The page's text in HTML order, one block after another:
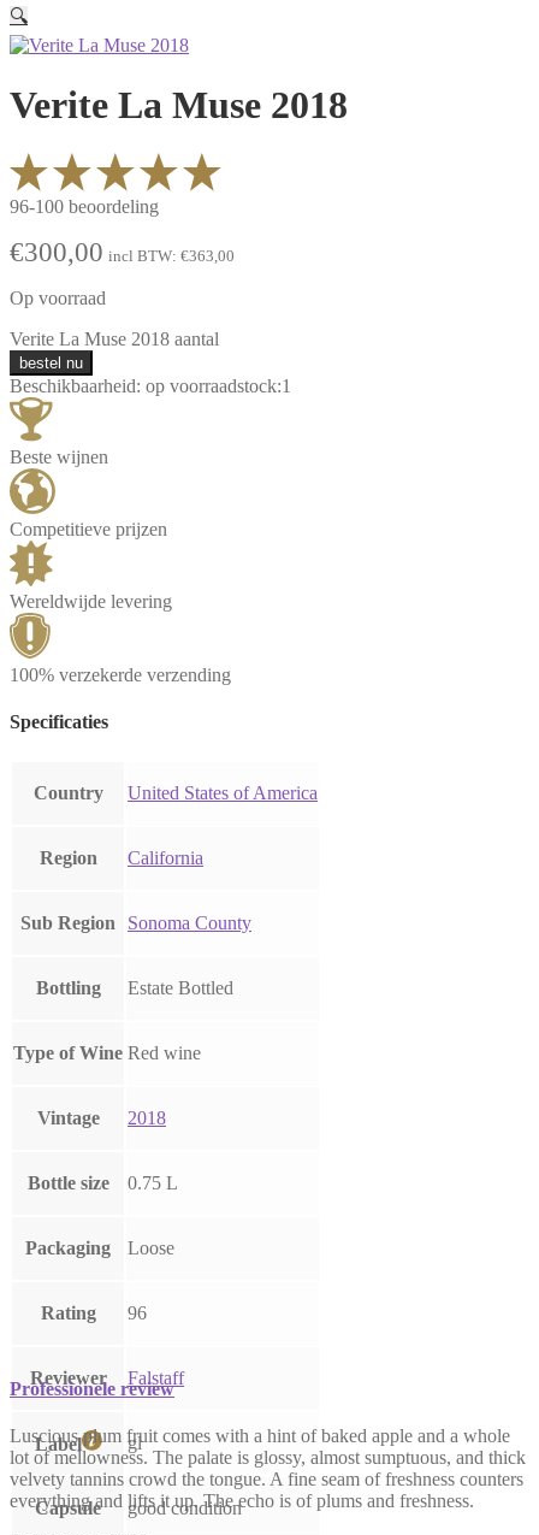
🔍
Verite La Muse 2018
96-100 beoordeling
€300,00 incl BTW: €363,00
Op voorraad
Verite La Muse 2018 aantal
bestel nu
Beschikbaarheid: op voorraadstock:1
Beste wijnen
Competitieve prijzen
Wereldwijde levering
100% verzekerde verzending
Specificaties
Country United States of America
Region California
Sub Region Sonoma County
Bottling Estate Bottled
Type of Wine Red wine
Vintage 2018
Bottle size 0.75 L
Packaging Loose
Rating 96
Reviewer Falstaff
Label gl
Capsule good condition
Professionele review
Luscious plum fruit comes with a hint of baked apple and a whole
lot of mellowness. The palate is glossy, almost sumptuous, and thick
velvety tannins crowd the tongue. A fine seam of freshness counters
everything and lifts it up. The echo is of plums and freshness.